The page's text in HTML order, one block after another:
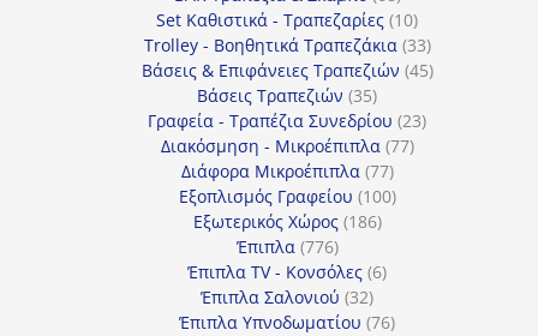
προϊόντα
Set Καθιστικά - Τραπεζαρίες 1010
προϊόντα
Trolley - Βοηθητικά Τραπεζάκια 3333
προϊόντα
Βάσεις & Επιφάνειες Τραπεζιών 4545
Βάσεις Τραπεζιών 3535
προϊόντα
Γραφεία - Τραπέζια Συνεδρίου 2323
Διακόσμηση - Μικροέπιπλα 7777
Διάφορα Μικροέπιπλα 7777
προϊόντα
Εξοπλισμός Γραφείου 100100
Εξωτερικός Χώρος 186186
Έπιπλα 776776
προϊόντα
Έπιπλα TV - Κονσόλες 66
Έπιπλα Σαλονιού 3232
προϊόντα
Έπιπλα Υπνοδωματίου 7676